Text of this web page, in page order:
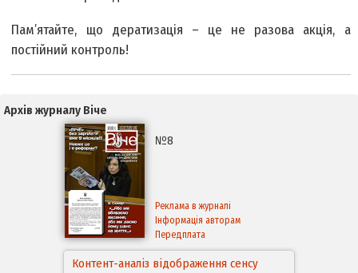
Пам’ятайте, що дератизація – це не разова акція, а
постійний контроль!
Архів журналу Віче
№8
Реклама в журналі
Інформація авторам
Передплата
Контент-аналіз відображення сенсу